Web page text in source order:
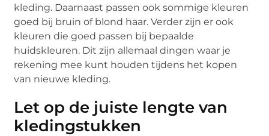
kleding. Daarnaast passen ook sommige kleuren
goed bij bruin of blond haar. Verder zijn er ook
kleuren die goed passen bij bepaalde
huidskleuren. Dit zijn allemaal dingen waar je
rekening mee kunt houden tijdens het kopen
van nieuwe kleding.
Let op de juiste lengte van
kledingstukken